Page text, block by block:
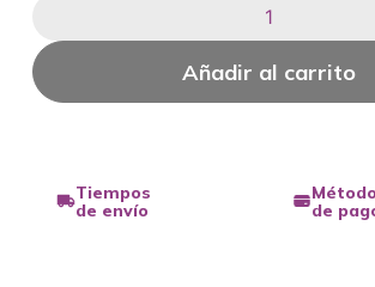
Añadir al carrito
Tiempos
de envío
de